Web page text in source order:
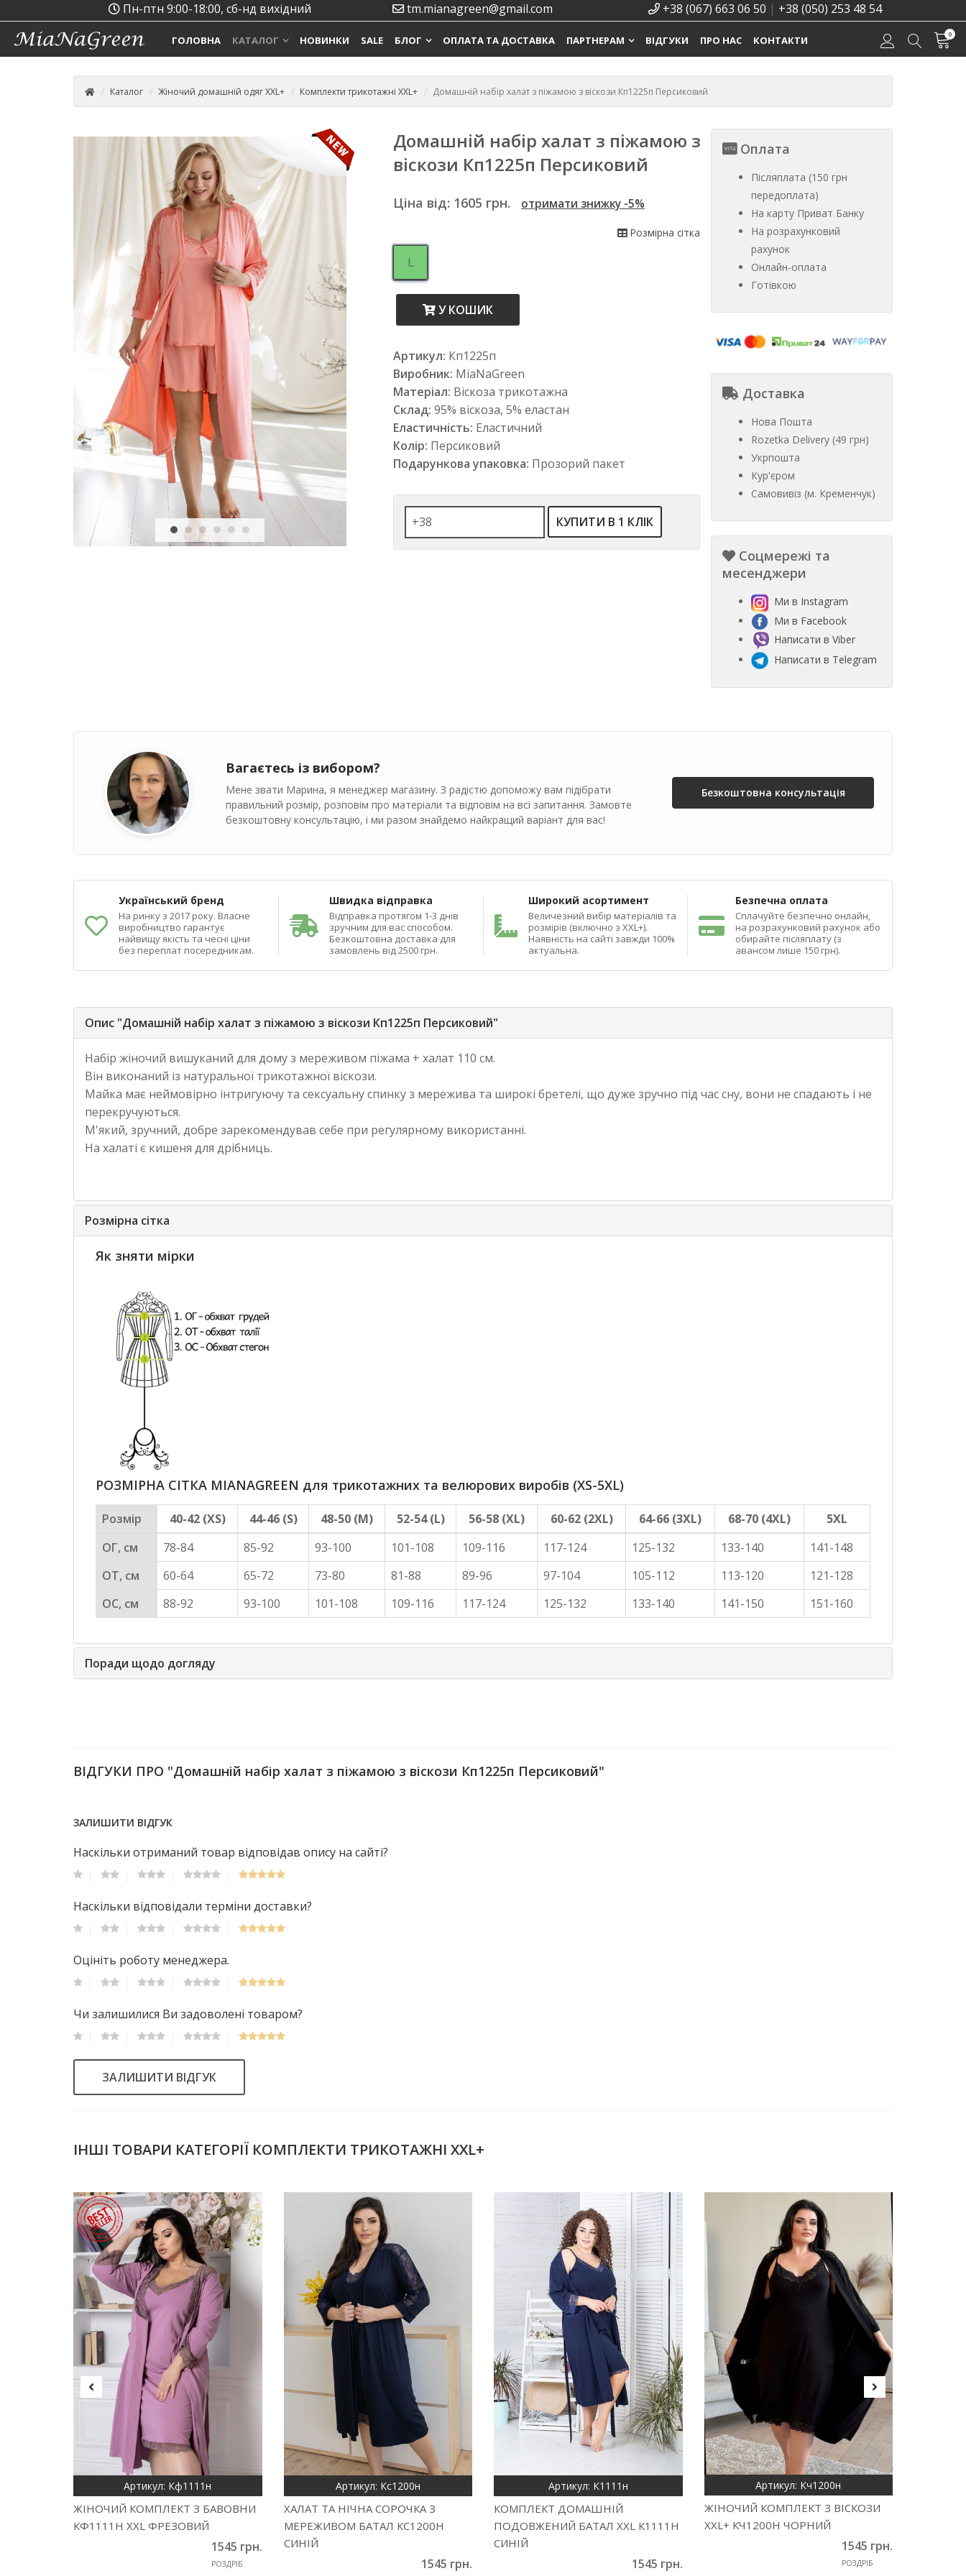
Пн-птн 9:00-18:00, сб-нд вихідний tm.mianagreen@gmail.com +38 (067) 663 06 50 | +38 (050) 253 48 54
0
ГОЛОВНА КАТАЛОГ НОВИНКИ SALE БЛОГ ОПЛАТА ТА ДОСТАВКА ПАРТНЕРАМ ВІДГУКИ ПРО НАС КОНТАКТИ
Каталог Жіночий домашній одяг XXL+ Комплекти трикотажні XXL+ Домашній набір халат з піжамою з віскози Кп1225п Персиковий
Домашній набір халат з піжамою з
віскози Кп1225п Персиковий
Ціна від: 1605 грн. отримати знижку -5%
Розмірна сітка
L
У КОШИК
Артикул: Кп1225п
Виробник: MiaNaGreen
Матеріал: Віскоза трикотажна
Склад: 95% віскоза, 5% еластан
Еластичність: Еластичний
Колір: Персиковий
Подарункова упаковка: Прозорий пакет
КУПИТИ В 1 КЛІК
Оплата
Післяплата (150 грн
передоплата)
На карту Приват Банку
На розрахунковий
рахунок
Онлайн-оплата
Готівкою
Доставка
Нова Пошта
Rozetka Delivery (49 грн)
Укрпошта
Кур'єром
Самовивіз (м. Кременчук)
Соцмережі та
месенджери
Ми в Instagram
Ми в Facebook
Написати в Viber
Написати в Telegram
Вагаєтесь із вибором?
Мене звати Марина, я менеджер магазину. З радістю допоможу вам підібрати
правильний розмір, розповім про матеріали та відповім на всі запитання. Замовте
безкоштовну консультацію, і ми разом знайдемо найкращий варіант для вас!
Безкоштовна консультація
Український бренд
На ринку з 2017 року. Власне
виробництво гарантує
найвищу якість та чесні ціни
без переплат посередникам.
Швидка відправка
Відправка протягом 1-3 днів
зручним для вас способом.
Безкоштовна доставка для
замовлень від 2500 грн.
Широкий асортимент
Величезний вибір матеріалів та
розмірів (включно з XXL+).
Наявність на сайті завжди 100%
актуальна.
Безпечна оплата
Сплачуйте безпечно онлайн,
на розрахунковий рахунок або
обирайте післяплату (з
авансом лише 150 грн).
Опис "Домашній набір халат з піжамою з віскози Кп1225п Персиковий"
Набір жіночий вишуканий для дому з мереживом піжама + халат 110 см.
Він виконаний із натуральної трикотажної віскози.
Майка має неймовірно інтригуючу та сексуальну спинку з мережива та широкі бретелі, що дуже зручно під час сну, вони не спадають і не
перекручуються.
М'який, зручний, добре зарекомендував себе при регулярному використанні.
На халаті є кишеня для дрібниць.
Розмірна сітка
Як зняти мірки
РОЗМІРНА СІТКА MIANAGREEN для трикотажних та велюрових виробів (XS-5XL)
Розмір 40-42 (XS) 44-46 (S) 48-50 (M) 52-54 (L) 56-58 (XL) 60-62 (2XL) 64-66 (3XL) 68-70 (4XL)
5XL
ОГ, см
78-84 85-92 93-100 101-108 109-116 117-124 125-132 133-140
141-148
ОТ, см
60-64 65-72 73-80 81-88 89-96 97-104 105-112 113-120
121-128
ОС, см
88-92 93-100 101-108 109-116 117-124 125-132 133-140 141-150 151-160
Поради щодо догляду
ВІДГУКИ ПРО "Домашній набір халат з піжамою з віскози Кп1225п Персиковий"
ЗАЛИШИТИ ВІДГУК
Наскільки отриманий товар відповідав опису на сайті?
Наскільки відповідали терміни доставки?
Оцініть роботу менеджера.
Чи залишилися Ви задоволені товаром?
ЗАЛИШИТИ ВІДГУК
ІНШІ ТОВАРИ КАТЕГОРІЇ КОМПЛЕКТИ ТРИКОТАЖНІ XXL+
Артикул: Кф1111н
ЖІНОЧИЙ КОМПЛЕКТ З БАВОВНИ
КФ1111Н XXL ФРЕЗОВИЙ
1545 грн.
РОЗДРІБ
Артикул: Кс1200н
ХАЛАТ ТА НІЧНА СОРОЧКА З
МЕРЕЖИВОМ БАТАЛ КС1200Н
СИНІЙ
1545 грн.
Артикул: К1111н
КОМПЛЕКТ ДОМАШНІЙ
ПОДОВЖЕНИЙ БАТАЛ XXL К1111Н
СИНІЙ
1545 грн.
Артикул: Кч1200н
ЖІНОЧИЙ КОМПЛЕКТ З ВІСКОЗИ
XXL+ КЧ1200Н ЧОРНИЙ
1545 грн.
РОЗДРІБ